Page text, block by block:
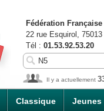
Classique Jeunes
Fédération
22 rue Esquirol,
Tél : 01.53.92.53.20
Il y a actuellement